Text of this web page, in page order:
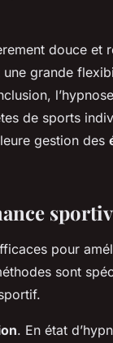
douce et
une grande
l’
de sports
gestion des
pour
sont
. En état